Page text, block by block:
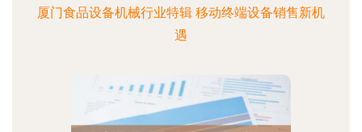
厦门食品设备机械行业特辑 移动终端设备销售新机
遇